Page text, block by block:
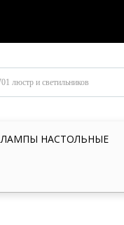
ЛАМПЫ НАСТОЛЬНЫЕ